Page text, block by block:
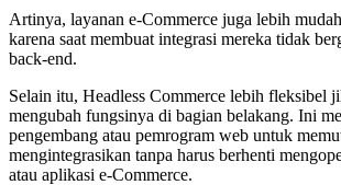
Artinya, layanan e-Commerce juga lebih
karena saat membuat integrasi mereka tidak
back-end.
Selain itu, Headless Commerce lebih fleksibel
mengubah fungsinya di bagian belakang. Ini
pengembang atau pemrogram web untuk
mengintegrasikan tanpa harus berhenti
atau aplikasi e-Commerce.